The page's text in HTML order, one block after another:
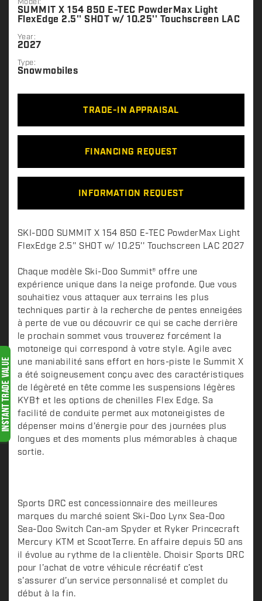
Model:
SUMMIT X 154 850 E-TEC PowderMax Light
FlexEdge 2.5'' SHOT w/ 10.25'' Touchscreen LAC
Year:
2027
Type:
Snowmobiles
TRADE-IN APPRAISAL
FINANCING REQUEST
INFORMATION REQUEST
D
e
c
r
i
p
t
i
o
n
SKI-DOO SUMMIT X 154 850 E-TEC PowderMax Light
FlexEdge 2.5'' SHOT w/ 10.25'' Touchscreen LAC 2027
Chaque modèle Ski-Doo Summit® offre une
expérience unique dans la neige profonde. Que vous
souhaitiez vous attaquer aux terrains les plus
techniques partir à la recherche de pentes enneigées
à perte de vue ou découvrir ce qui se cache derrière
le prochain sommet vous trouverez forcément la
motoneige qui correspond à votre style. Agile avec
une maniabilité sans effort en hors-piste le Summit X
a été soigneusement conçu avec des caractéristiques
de légèreté en tête comme les suspensions légères
KYB† et les options de chenilles Flex Edge. Sa
facilité de conduite permet aux motoneigistes de
dépenser moins d'énergie pour des journées plus
longues et des moments plus mémorables à chaque
sortie.
Sports DRC est concessionnaire des meilleures
marques du marché soient Ski-Doo Lynx Sea-Doo
Sea-Doo Switch Can-am Spyder et Ryker Princecraft
Mercury KTM et ScootTerre. En affaire depuis 50 ans
il évolue au rythme de la clientèle. Choisir Sports DRC
pour l’achat de votre véhicule récréatif c’est
s’assurer d’un service personnalisé et complet du
début à la fin.